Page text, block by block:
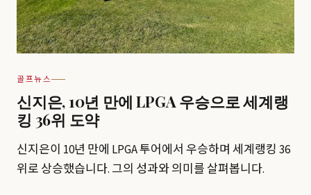
골프뉴스
신지은, 10년 만에 LPGA 우승으로 세계랭
킹 36위 도약
신지은이 10년 만에 LPGA 투어에서 우승하며 세계랭킹 36
위로 상승했습니다. 그의 성과와 의미를 살펴봅니다.